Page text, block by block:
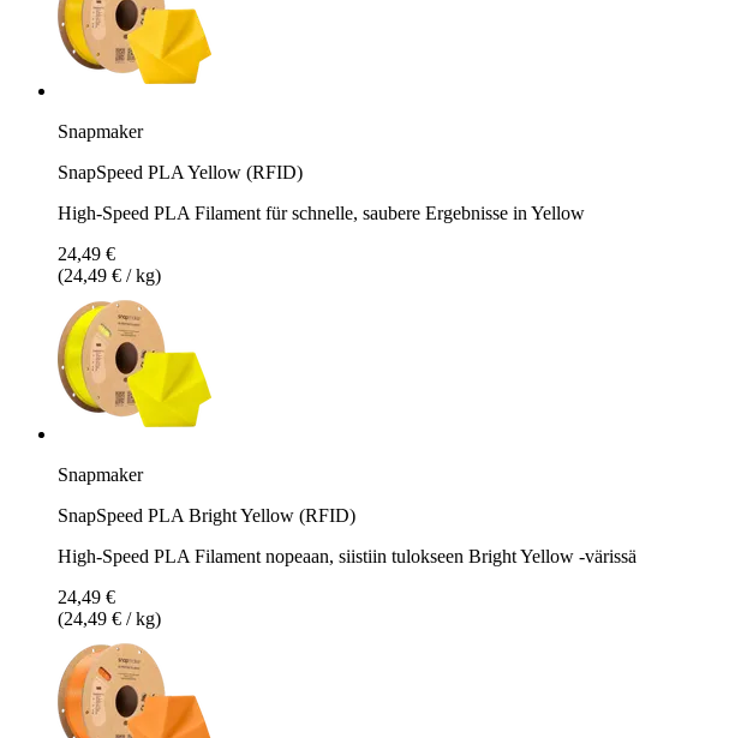
Snapmaker
SnapSpeed PLA Yellow (RFID)
High-Speed PLA Filament für schnelle, saubere Ergebnisse in Yellow
24,49 €
(24,49 € / kg)
Snapmaker
SnapSpeed PLA Bright Yellow (RFID)
High-Speed PLA Filament nopeaan, siistiin tulokseen Bright Yellow -värissä
24,49 €
(24,49 € / kg)